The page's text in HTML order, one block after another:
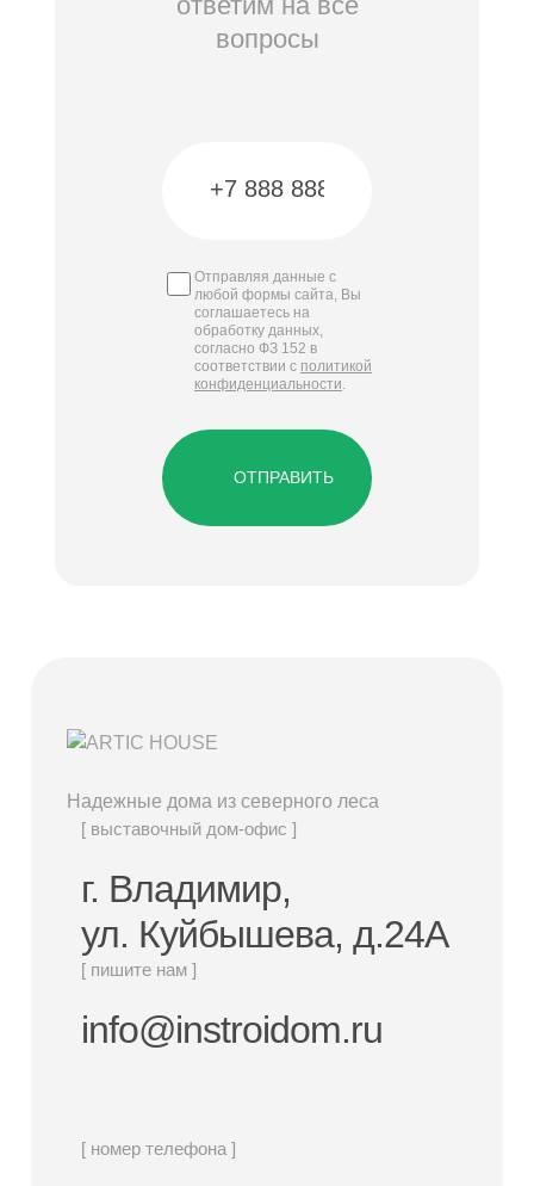
вопросы
Отправляя данные с
любой формы сайта, Вы
соглашаетесь на
обработку данных,
согласно ФЗ 152 в
соответствии с политикой
конфиденциальности.
ОТПРАВИТЬ
Надежные дома из северного леса
[ выставочный дом-офис ]
г. Владимир,
ул. Куйбышева, д.24А
[ пишите нам ]
info@instroidom.ru
[ номер телефона ]